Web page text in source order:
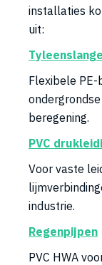
installaties
uit:
Flexibele PE-
beregening.
PVC
Voor vaste
industrie.
Regenpijpen
PVC HWA